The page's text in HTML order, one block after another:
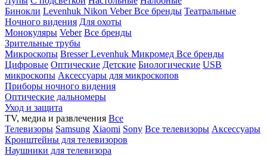
Бинокли Levenhuk Nikon VeberВсе бренды Театральные
Ночного видения Для охоты
Монокуляры Veber Все бренды
Зрительные трубы
Микроскопы BresserLevenhuk Микромед Все бренды
Цифровые Оптические Детские Биологические USB
микроскопы Аксессуары для микроскопов
Приборы ночного видения
Оптические дальномеры
Уход и защита
TV, медиа и развлечения Все
Телевизоры Samsung Xiaomi Sony Все телевизоры Аксессуары
Кронштейны для телевизоров
Наушники для телевизора